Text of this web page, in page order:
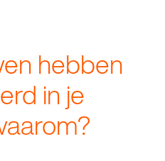
hebben
in je